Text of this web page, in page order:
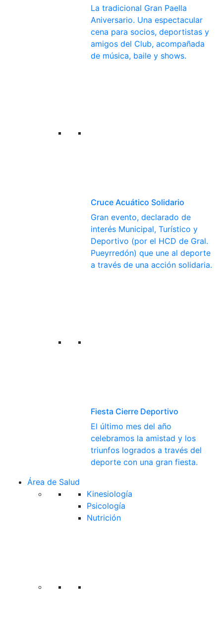
La tradicional Gran Paella
Aniversario. Una espectacular
cena para socios, deportistas y
amigos del Club, acompañada
de música, baile y shows.
Cruce Acuático Solidario
Gran evento, declarado de
interés Municipal, Turístico y
Deportivo (por el HCD de Gral.
Pueyrredón) que une al deporte
a través de una acción solidaria.
Fiesta Cierre Deportivo
El último mes del año
celebramos la amistad y los
triunfos logrados a través del
deporte con una gran fiesta.
Área de Salud
Kinesiología
Psicología
Nutrición